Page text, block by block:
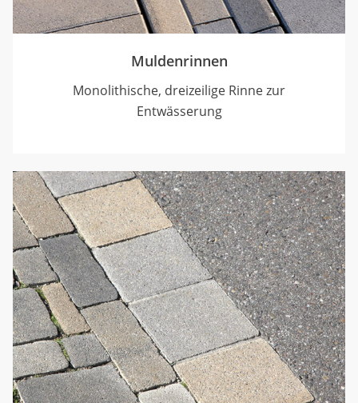
Muldenrinnen
Monolithische, dreizeilige Rinne zur
Entwässerung